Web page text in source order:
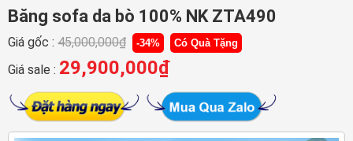
PHÒNG NGỦ
PHÒNG KHÁCH
LIÊN HỆ
Băng sofa da bò 100% NK ZTA490
Giá gốc : 45,000,000₫ -34% Có Quà Tặng
Giá sale : 29,900,000₫